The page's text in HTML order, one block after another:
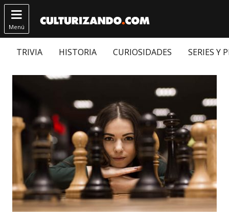

Menú
TRIVIA HISTORIA CURIOSIDADES SERIES Y